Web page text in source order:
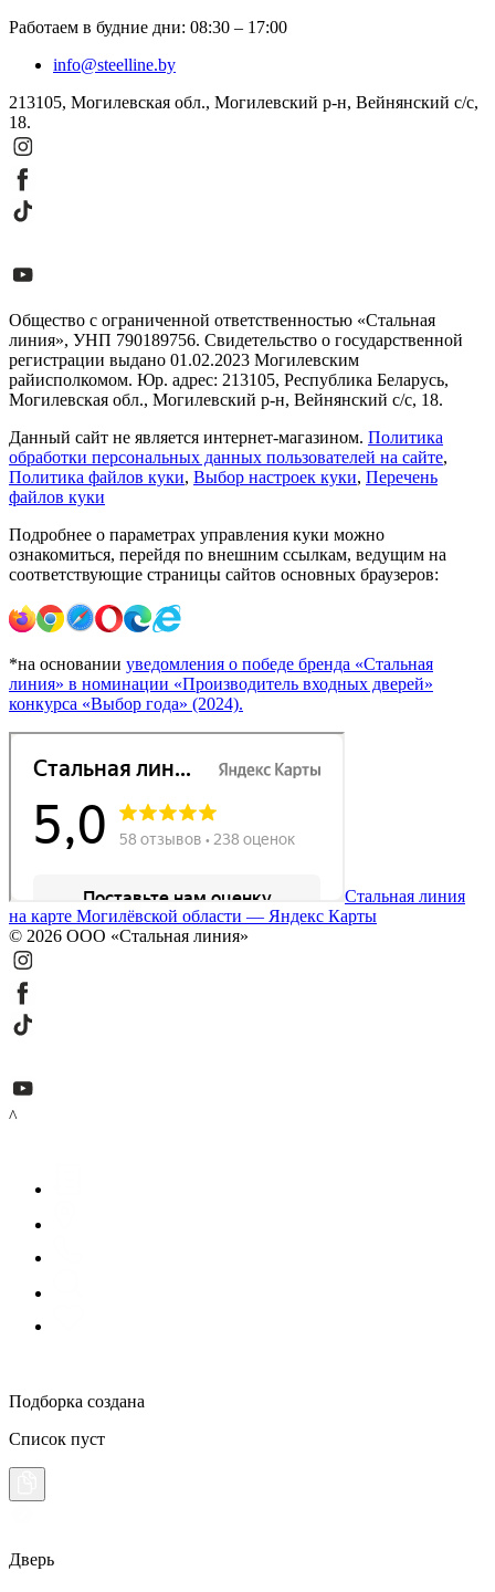
Работаем в будние дни: 08:30 – 17:00
info@steelline.by
213105, Могилевская обл., Могилевский р-н, Вейнянский с/с,
18.
Общество с ограниченной ответственностью «Стальная
линия», УНП 790189756. Свидетельство о государственной
регистрации выдано 01.02.2023 Могилевским
райисполкомом. Юр. адрес: 213105, Республика Беларусь,
Могилевская обл., Могилевский р-н, Вейнянский с/с, 18.
Данный сайт не является интернет-магазином. Политика
обработки персональных данных пользователей на сайте,
Политика файлов куки, Выбор настроек куки, Перечень
файлов куки
Подробнее о параметрах управления куки можно
ознакомиться, перейдя по внешним ссылкам, ведущим на
соответствующие страницы сайтов основных браузеров:
*на основании уведомления о победе бренда «Стальная
линия» в номинации «Производитель входных дверей»
конкурса «Выбор года» (2024).
Стальная линия
на карте Могилёвской области — Яндекс Карты
© 2026 ООО «Стальная линия»
^
Подборка создана
Список пуст
Дверь